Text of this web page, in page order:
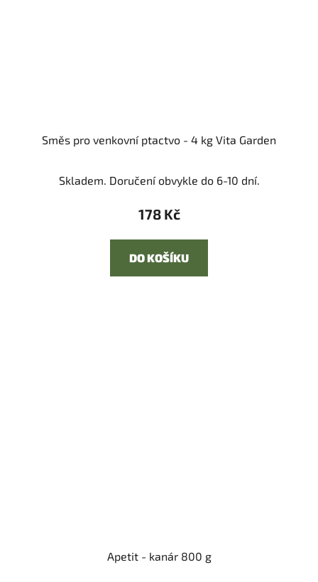
Směs pro venkovní ptactvo - 4 kg Vita Garden
Skladem. Doručení obvykle do 6-10 dní.
178 Kč
DO KOŠÍKU
Apetit - kanár 800 g